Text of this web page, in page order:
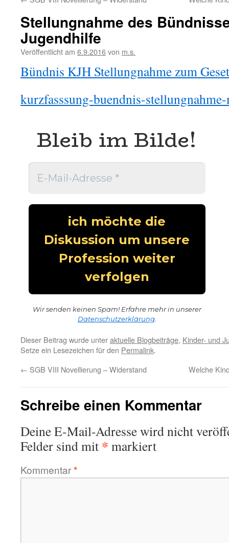
Stellungnahme des
Jugendhilfe
Veröffentlicht am 6.9.2016von m.s.
Bündnis KJH Stellungnahme zum
kurzfasssung-buendnis-
Bleib im Bilde!
Wir senden keinen Spam! Erfahre mehr in unserer
Datenschutzerklärung.
Dieser Beitrag wurde unteraktuelle Blogbeiträge, Kinder- und
Setze ein Lesezeichen für den Permalink.
← SGB VIII Novellierung – Widerstand Welche
Schreibe einen Kommentar
Deine E-Mail-Adresse wird nicht
Felder sind mit * markiert
Kommentar*